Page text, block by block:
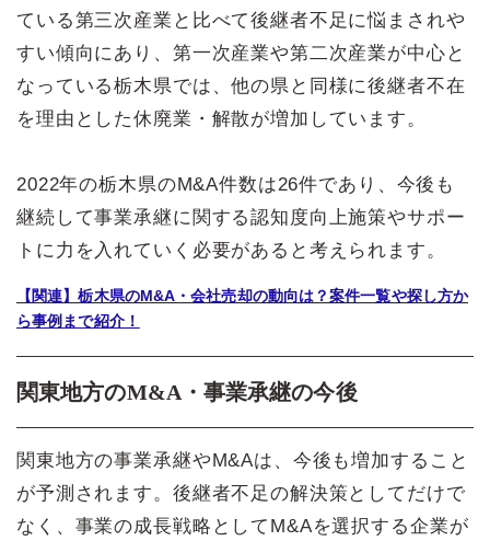
ている第三次産業と比べて後継者不足に悩まされや
すい傾向にあり、第一次産業や第二次産業が中心と
なっている栃木県では、他の県と同様に後継者不在
を理由とした休廃業・解散が増加しています。
2022年の栃木県のM&A件数は26件であり、今後も
継続して事業承継に関する認知度向上施策やサポー
トに力を入れていく必要があると考えられます。
【関連】栃木県のM&A・会社売却の動向は？案件一覧や探し方か
ら事例まで紹介！
関東地方のM&A・事業承継の今後
関東地方の事業承継やM&Aは、今後も増加すること
が予測されます。後継者不足の解決策としてだけで
なく、事業の成長戦略としてM&Aを選択する企業が